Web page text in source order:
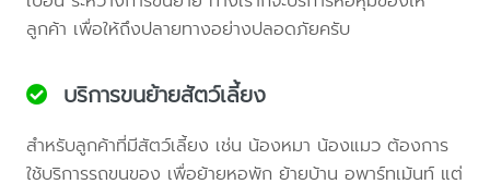
ลูกค้า เพื่อให้ถึงปลายทางอย่างปลอดภัยครับ
บริการขนย้ายสัตว์เลี้ยง
สำหรับลูกค้าที่มีสัตว์เลี้ยง เช่น น้องหมา น้องแมว ต้องการ
ใช้บริการรถขนของ เพื่อย้ายหอพัก ย้ายบ้าน อพาร์ทเม้นท์ แต่